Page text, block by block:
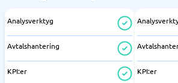
Analysverktyg
Avtalshantering
KPI:er KPI:er